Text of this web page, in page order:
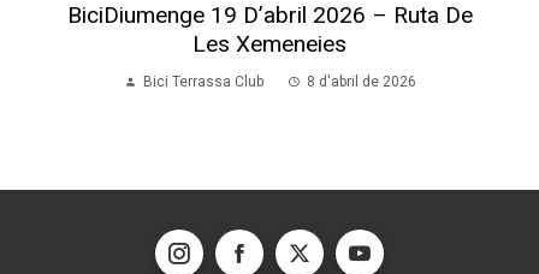
BiciDiumenge 19 D’abril 2026 – Ruta De
Les Xemeneies
Bici Terrassa Club 8 d'abril de 2026